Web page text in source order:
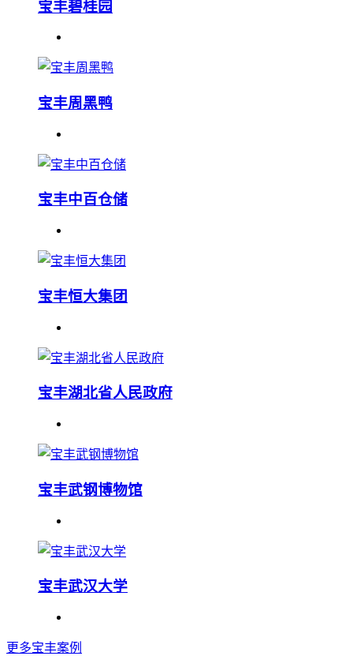
宝丰碧桂园
宝丰周黑鸭
宝丰中百仓储
宝丰恒大集团
宝丰湖北省人民政府
宝丰武钢博物馆
宝丰武汉大学
更多宝丰案例